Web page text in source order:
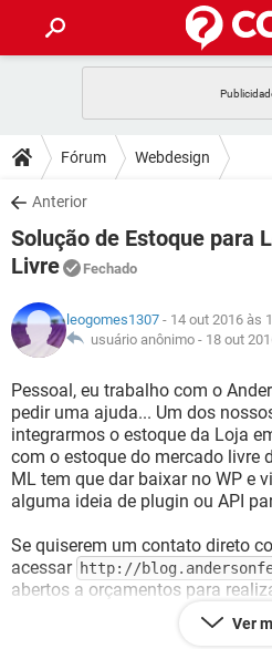
CELULAR
OUTLOOK
INSTAGRAM
GUIA DE COMPRAS
DICAS
JOGOS
OUTLOOK
GUIA DE COMPRAS
DOWNLOADS
JOGOS
CELULAR
OUTLOOK
INSTAGRAM
GUIA DE COMPRAS
FÓRUM
CELULAR
INSTAGRAM
GUIA DE COMPRAS
GLOSSÁRIO
JOGOS
CELULAR
OUTLOOK
INSTAGRAM
GUIA DE COMPRAS
Fórum Webdesign
Anterior
Solução de Estoque para
Livre
Fechado
leogomes1307 - 14 out 2016 às
usuário anônimo - 18 out
Pessoal, eu trabalho com o
pedir uma ajuda... Um dos
integrarmos o estoque da Loja
com o estoque do mercado livre
ML tem que dar baixar no WP e
alguma ideia de plugin ou API
Se quiserem um contato direto
acessar http://
abertos a orçamentos para
Ver